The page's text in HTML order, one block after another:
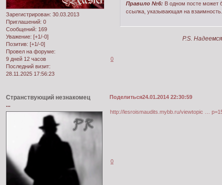
Зарегистрирован: 30.03.2013
Приглашений: 0
Сообщений: 169
Уважение: [+1/-0]
Позитив: [+1/-0]
Провел на форуме:
9 дней 12 часов
Последний визит:
28.11.2025 17:56:23
Правило №6: В одном посте может
ссылка, указывающая на взаимность.
P.S.
0
Поделиться24.01.2014 22:30:59
Странствующий незнакомец
...
http://lesroismaudits.mybb.ru/viewtopic …
0